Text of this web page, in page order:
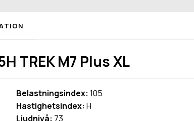
TREK M7 Plus XL
Belastningsindex: 105
Hastighetsindex: H
Ljudnivå: 73